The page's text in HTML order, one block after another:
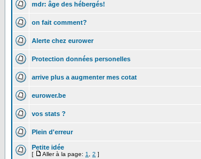
mdr: âge des hébergés!
on fait comment?
Alerte chez eurower
Protection données personelles
arrive plus a augmenter mes cotat
eurower.be
vos stats ?
Plein d'erreur
Petite idée
[ Aller à la page: 1 2 ]